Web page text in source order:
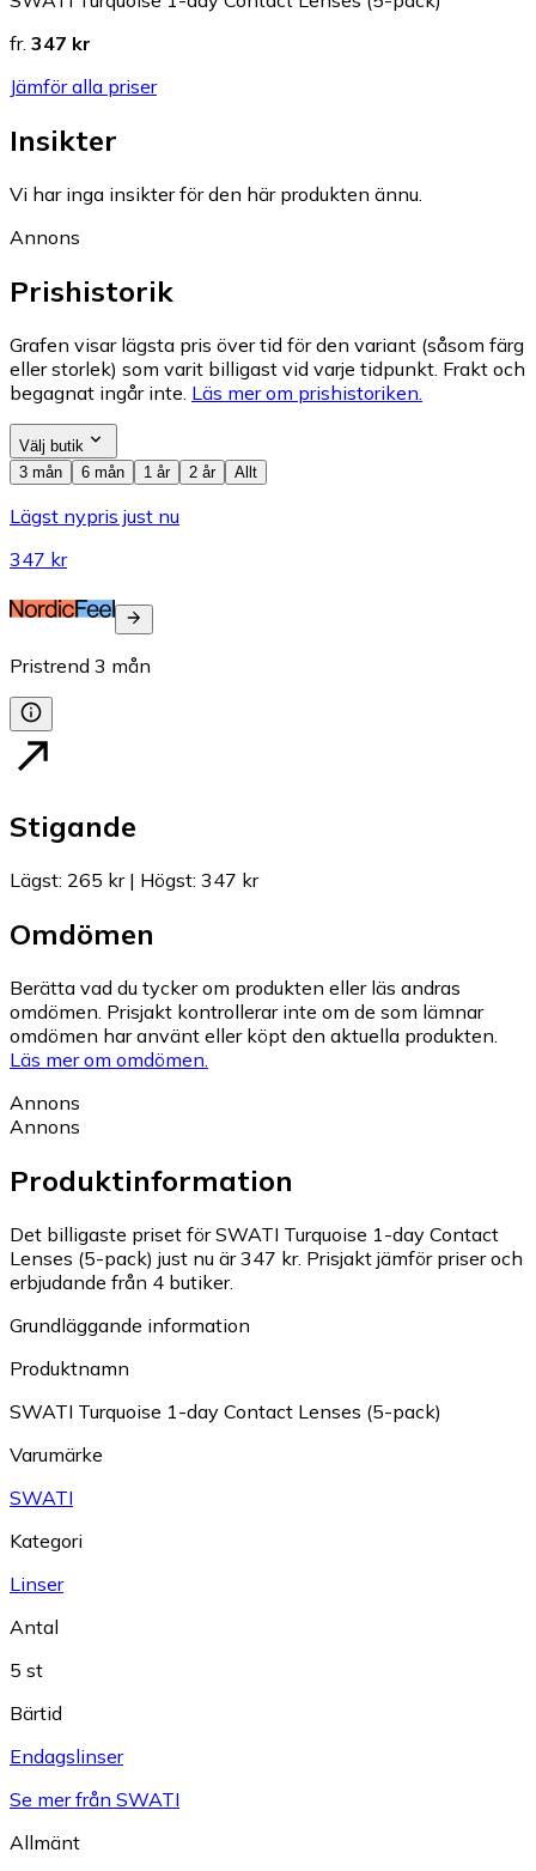
fr. 347 kr
Jämför alla priser
Insikter
Vi har inga insikter för den här produkten ännu.
Annons
Prishistorik
Grafen visar lägsta pris över tid för den variant (såsom färg
eller storlek) som varit billigast vid varje tidpunkt. Frakt och
begagnat ingår inte. Läs mer om prishistoriken.
Välj butik
3 mån
6 mån 1 år 2 år Allt
Lägst nypris just nu
347 kr
Pristrend 3 mån
Stigande
Lägst: 265 kr| Högst: 347 kr
Omdömen
Berätta vad du tycker om produkten eller läs andras
omdömen. Prisjakt kontrollerar inte om de som lämnar
omdömen har använt eller köpt den aktuella produkten.
Läs mer om omdömen.
Annons
Annons
Produktinformation
Det billigaste priset för SWATI Turquoise 1-day Contact
Lenses (5-pack) just nu är 347 kr. Prisjakt jämför priser och
erbjudande från 4 butiker.
Grundläggande information
Produktnamn
SWATI Turquoise 1-day Contact Lenses (5-pack)
Varumärke
SWATI
Kategori
Linser
Antal
5 st
Bärtid
Endagslinser
Se mer från SWATI
Allmänt